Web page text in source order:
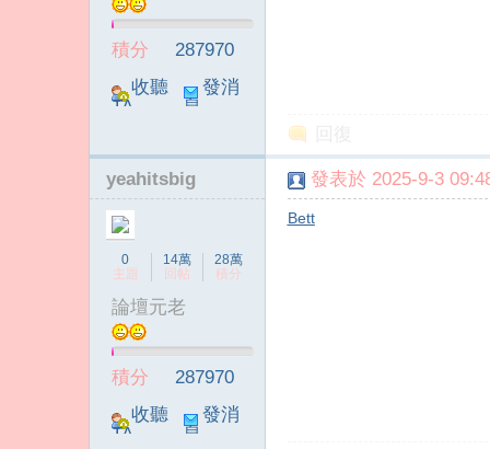
積分
287970
收聽
TA
發消
息
yeahitsbig
0
主題
14萬
回帖
28萬
積分
論壇元老
積分
287970
收聽
TA
發消
息
發表於 2025-9-3
Bett